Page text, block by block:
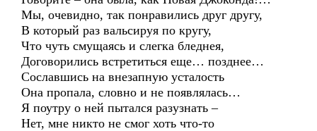
Мы, очевидно, так понравились друг другу,
В который раз вальсируя по кругу,
Что чуть смущаясь и слегка бледнея,
Договорились встретиться еще… позднее…
Сославшись на внезапную усталость
Она пропала, словно и не появлялась…
Я поутру о ней пытался разузнать –
Нет, мне никто не смог хоть что-то